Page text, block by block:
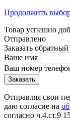
Продолжить
Товар успешно
Отправлено
Заказать
Ваше имя
Ваш номер
Отправляя свои
даю согласие на
согласно ч.4.ст.9